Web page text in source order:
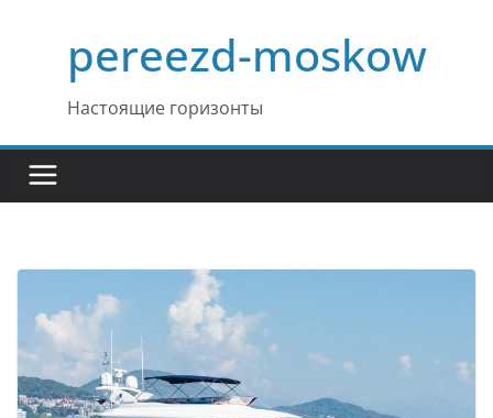
содержимомуpereezd-moskow
Настоящие горизонты